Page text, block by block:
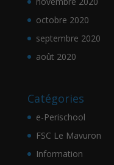
octobre 2020
septembre 2020
août 2020
Catégories
e-Perischool
FSC Le Mavuron
Information